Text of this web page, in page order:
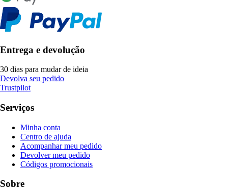
Entrega e devolução
30 dias para mudar de ideia
Devolva seu pedido
Trustpilot
Serviços
Minha conta
Centro de ajuda
Acompanhar meu pedido
Devolver meu pedido
Códigos promocionais
Sobre